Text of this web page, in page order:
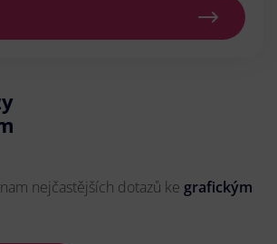
nejčastějších dotazů ke grafickým